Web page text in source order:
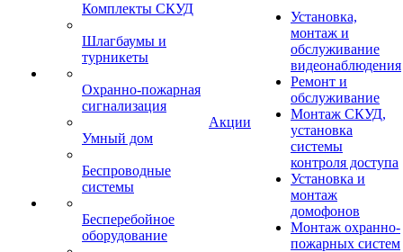
Комплекты СКУД
Шлагбаумы и
турникеты
Охранно-пожарная
сигнализация
Умный дом
Беспроводные
системы
Бесперебойное
оборудование
Акции
Установка,
монтаж и
обслуживание
видеонаблюдения
Ремонт и
обслуживание
Монтаж СКУД,
установка
системы
контроля доступа
Установка и
монтаж
домофонов
Монтаж охранно-
пожарных систем